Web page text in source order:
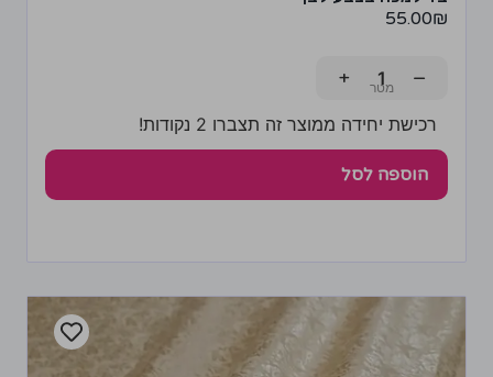
55.00₪
−
+
רכישת יחידה ממוצר זה תצברו 2 נקודות!
הוספה לסל